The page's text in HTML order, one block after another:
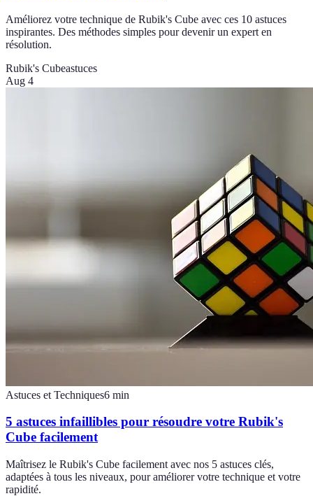
Améliorez votre technique de Rubik's Cube avec ces 10 astuces
inspirantes. Des méthodes simples pour devenir un expert en
résolution.
Rubik's Cubeastuces
Aug 4
Astuces et Techniques6 min
5 astuces infaillibles pour résoudre votre Rubik's
Cube facilement
Maîtrisez le Rubik's Cube facilement avec nos 5 astuces clés,
adaptées à tous les niveaux, pour améliorer votre technique et votre
rapidité.